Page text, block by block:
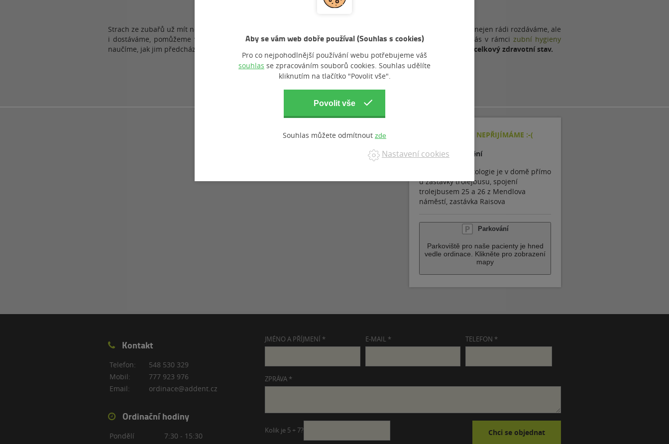
Nebojte se zubařů, bojte se zubních kazů.
Strach ze zubařů už mít nemusíte, protože u nás v ordinaci je
. A protože úsměvy nejen rádi rozdáváme, ale
i dostáváme, pomůžeme vám rozzářit i ten váš. Zbavíme vás všech kazů a obtíží, které vás trápí, a navíc vás v rámcizubní hygieny
naučíme, jak jim předcházet a zbavit se starostí nadobro. Dopřejte si krásný a zářivý úsměv.
Zlepšíte tak svůj celkový zdravotní stav.
Kde nás najdete ?
NOVÉ PACIENTY NEPŘIJÍMÁME :-(
Pro upřesnění
Ordinace stomatologie je v domě přímo
u zastávky trolejbusu, spojení
trolejbusem 25 a 26 z Mendlova
náměstí, zastávka Raisova
Parkování
Parkoviště pro naše pacienty je hned
vedle ordinace. Klikněte pro zobrazení
mapy
Kontakt
Telefon:
548 530 329
Mobil:
777 923 976
Email:
ordinace@addent.cz
Ordinační hodiny
Pondělí
7:30 - 15:30
JMÉNO A PŘÍJMENÍ * E-MAIL * TELEFON *
ZPRÁVA *
Kolik je 5 + 7?
Aby se vám web dobře používal (Souhlas s cookies)
Pro co nejpohodlnější používání webu potřebujeme váš
souhlas se zpracováním souborů cookies. Souhlas udělíte
kliknutím na tlačítko "Povolit vše".
Souhlas můžete odmítnout
Nastavení cookies